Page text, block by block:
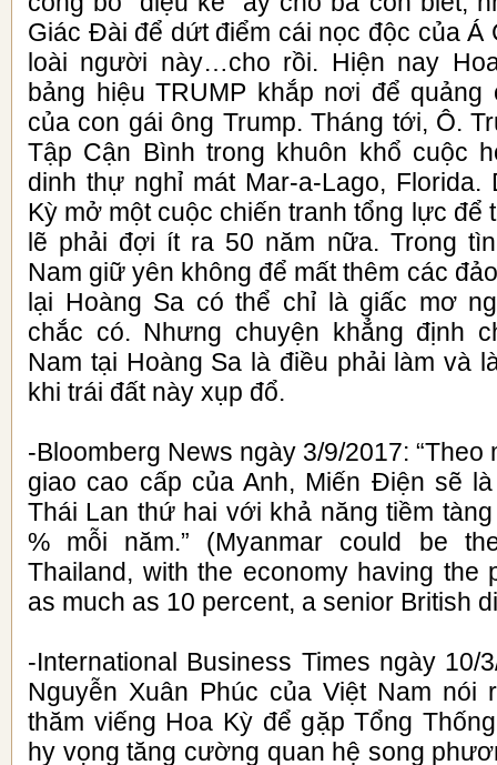
Giác Đài để dứt điểm cái nọc độc của Á
loài người này…cho rồi. Hiện nay
bảng hiệu TRUMP khắp nơi để quảng
của con gái ông Trump. Tháng tới, Ô.
Tập Cận Bình trong khuôn khổ cuộc
dinh thự nghỉ mát Mar-a-Lago, Florida.
Kỳ mở một cuộc chiến tranh tổng lực để
lẽ phải đợi ít ra 50 năm nữa. Trong
Nam giữ yên không để mất thêm các
lại Hoàng Sa có thể chỉ là giấc mơ
chắc có. Nhưng chuyện khẳng định
Nam tại Hoàng Sa là điều phải làm và
khi trái đất này xụp đổ.
-Bloomberg News ngày 3/9/2017:
giao cao cấp của Anh, Miến Điện sẽ
Thái Lan thứ hai với khả năng tiềm
% mỗi năm.” (Myanmar could be
Thailand, with the economy having the
as much as 10 percent, a senior British
-International Business Times ngày 10/
Nguyễn Xuân Phúc của Việt Nam nói
thăm viếng Hoa Kỳ để gặp Tổng
hy vọng tăng cường quan hệ song